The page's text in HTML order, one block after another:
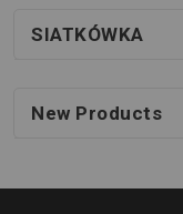
SIATKÓWKA
New Products